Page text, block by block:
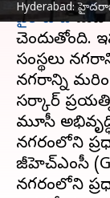
Hyderabad:
హైదరాబాద్మహా
చెందుతోంది.
సంస్థలు
నగరాన్ని
సర్కార్
మూసీ
నగరంలోని
జీహెచ్‌ఎంసీ
నగరంలోని